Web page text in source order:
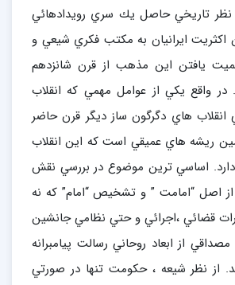
نظر تاريخي حاصل يك سري رويدادهائي
ايرانيان به مكتب فكري شيعي و
يافتن اين مذهب از قرن شانزدهم
در واقع يكي از عوامل مهمي كه انقلاب
انقلاب هاي دگرگون ساز ديگر قرن حاضر
ريشه هاي عميقي است كه اين انقلاب
اساسي ترين موضوع در بررسي نقش
اصل “امامت ” و تشخيص “امام” كه نه
قضائي ،اجرائي و حتي نظامي جانشين
از ابعاد روحاني رسالت پيامبرانه
از نظر شيعه ، حكومت تنها در صورتي